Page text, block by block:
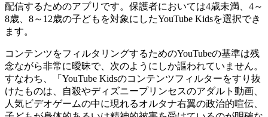
配信するためのアプリです。保護者においては4歳未満、4～
8歳、8～12歳の子どもを対象にしたYouTube Kidsを選択でき
ます。
コンテンツをフィルタリングするためのYouTubeの基準は残
念ながら非常に曖昧で、次のようにしか謳われていません。
すなわち、「YouTube Kidsのコンテンツフィルターをすり抜
けたものは、自殺やディズニープリンセスのアダルト動画、
人気ビデオゲームの中に現れるオルタナ右翼の政治的喧伝、